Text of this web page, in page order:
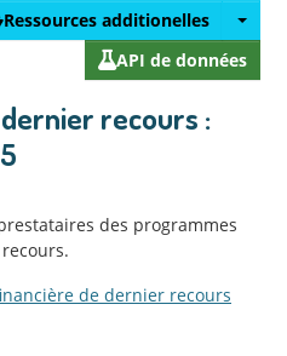
Ressources additionelles
API de données
recours :
des programmes
de dernier recours